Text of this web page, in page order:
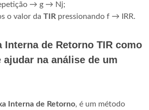
→ g → Nj;
o valor da TIR pressionando f → IRR.
Interna de Retorno TIR como
ajudar na análise de um
Interna de Retorno, é um método